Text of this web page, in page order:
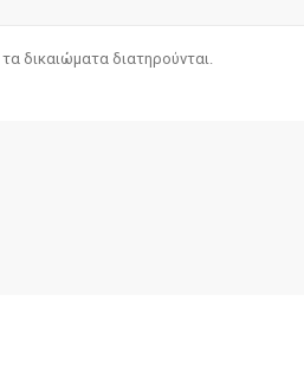
δικαιώματα διατηρούνται.